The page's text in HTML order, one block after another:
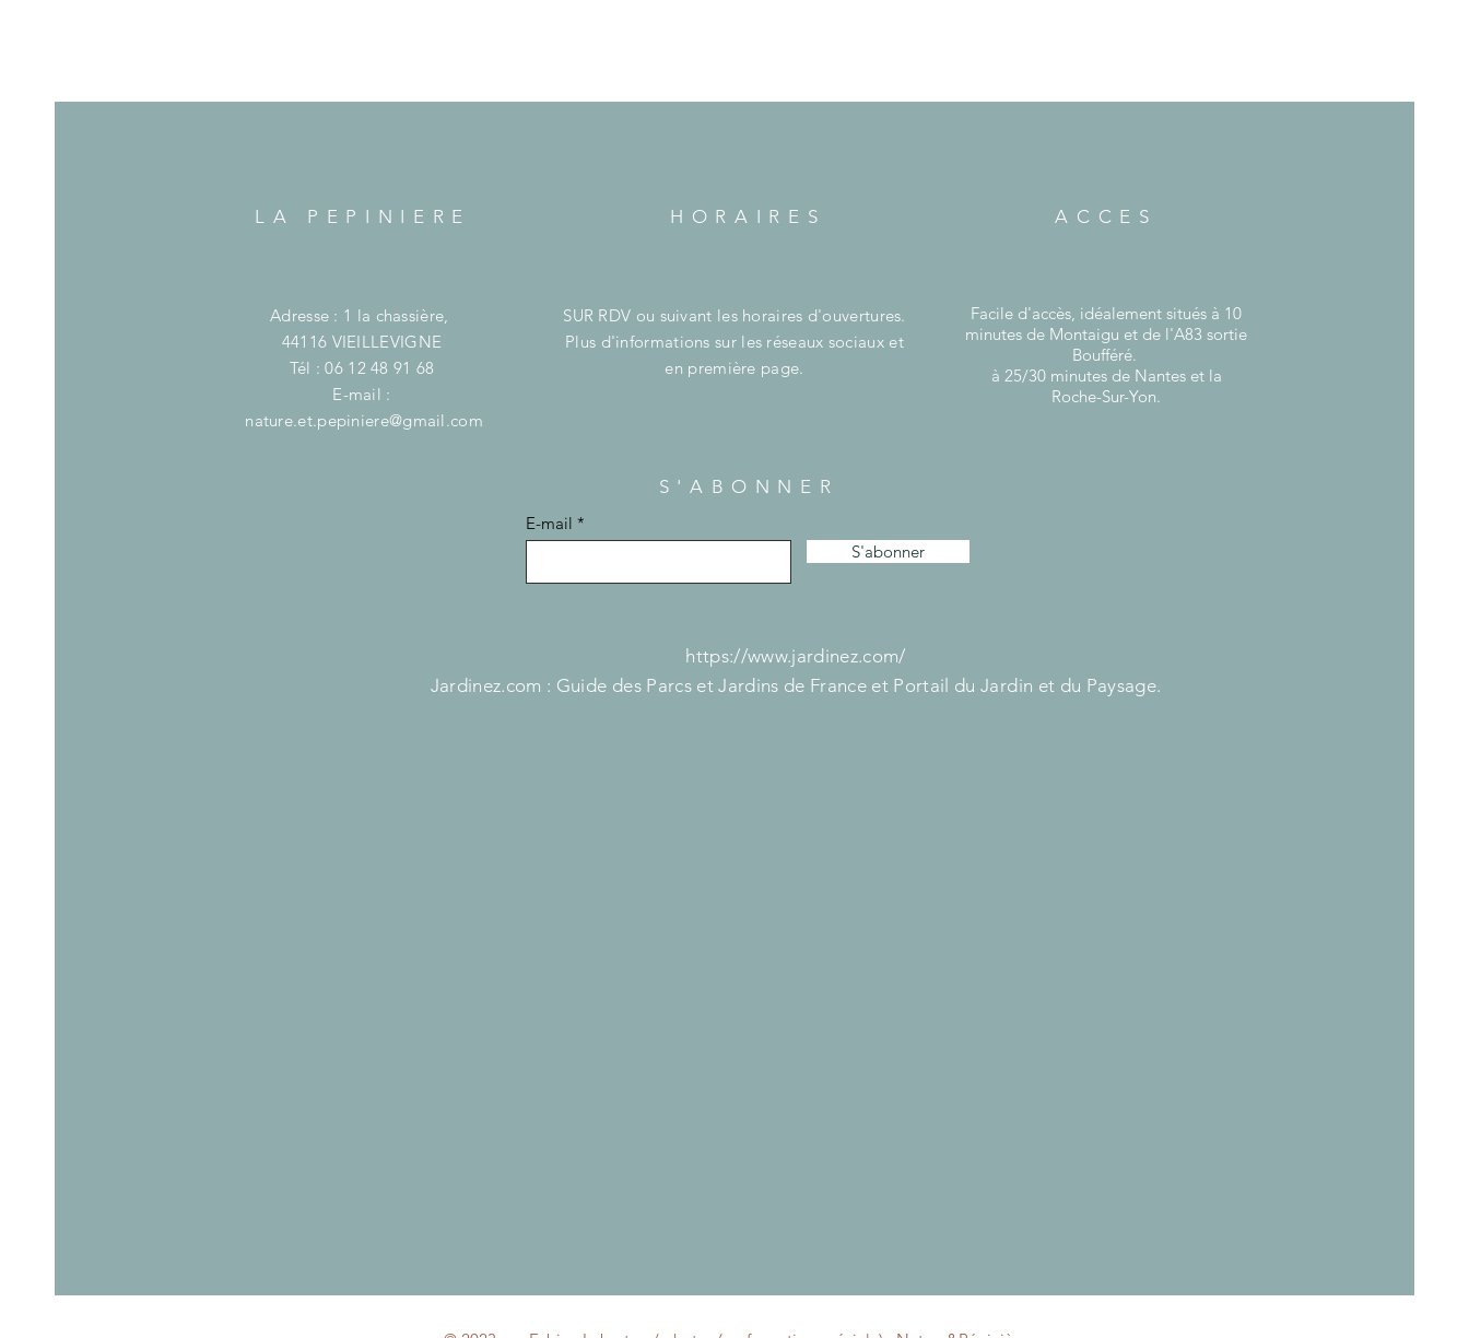
LA PEPINIERE HORAIRES ACCES
Adresse : 1 la chassière,
44116 VIEILLEVIGNE
Tél : 06 12 48 91 68
E-mail :
nature.et.pepiniere@gmail.com
SUR RDV ou suivant les horaires d'ouvertures.
Plus d'informations sur les réseaux sociaux et
en première page.
Facile d'accès, idéalement situés à 10
minutes de Montaigu et de l'A83 sortie
Boufféré.
à 25/30 minutes de Nantes et la
Roche-Sur-Yon.
S'ABONNER
E-mail
S'abonner
https://www.jardinez.com/
Jardinez.com : Guide des Parcs et Jardins de France et Portail du Jardin et du Paysage.